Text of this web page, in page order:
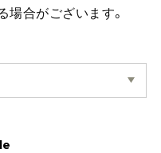
場合がございます。